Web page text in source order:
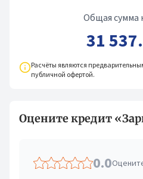
Общая сумма
31
Расчёты являются
публичной офертой.
Оцените кредит
0.0